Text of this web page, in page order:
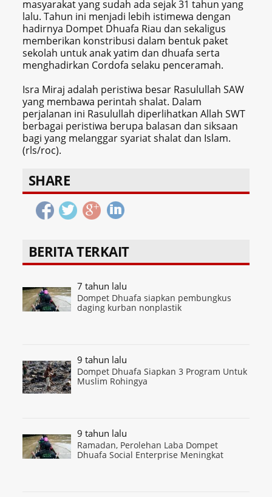
masyarakat yang sudah ada sejak 31 tahun yang
lalu. Tahun ini menjadi lebih istimewa dengan
hadirnya Dompet Dhuafa Riau dan sekaligus
memberikan konstribusi dalam bentuk paket
sekolah untuk anak yatim dan dhuafa serta
menghadirkan Cordofa selaku penceramah.
Isra Miraj adalah peristiwa besar Rasulullah SAW
yang membawa perintah shalat. Dalam
perjalanan ini Rasulullah diperlihatkan Allah SWT
berbagai peristiwa berupa balasan dan siksaan
bagi yang melanggar syariat shalat dan Islam.
(rls/roc).
SHARE
BERITA TERKAIT
7 tahun lalu
Dompet Dhuafa siapkan pembungkus
daging kurban nonplastik
9 tahun lalu
Dompet Dhuafa Siapkan 3 Program Untuk
Muslim Rohingya
9 tahun lalu
Ramadan, Perolehan Laba Dompet
Dhuafa Social Enterprise Meningkat